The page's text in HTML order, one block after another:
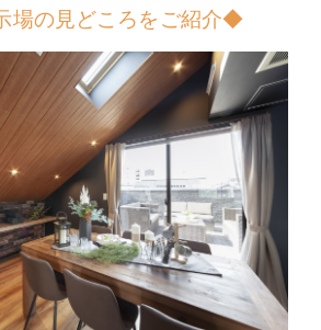
場の見どころをご紹介◆